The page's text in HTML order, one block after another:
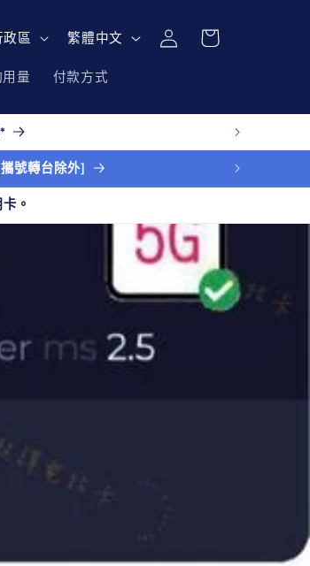
用量 付款方式
政區
語
言
繁體中文
登
入
物
號轉台除外]
。